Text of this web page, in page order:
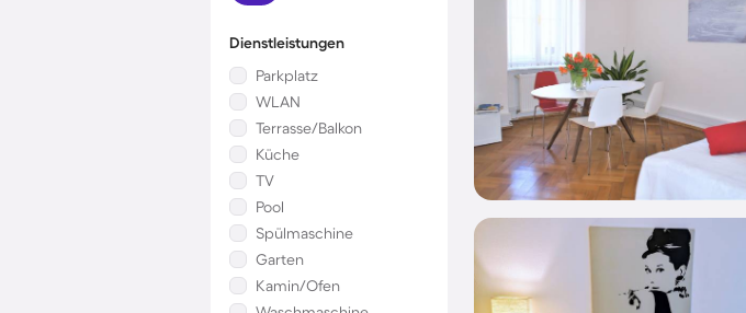
Dienstleistungen
Parkplatz
WLAN
Terrasse/Balkon
Küche
TV
Pool
Spülmaschine
Garten
Kamin/Ofen